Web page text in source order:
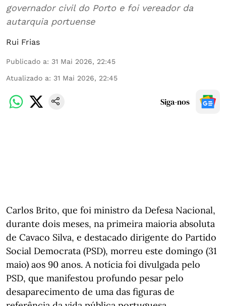
governador civil do Porto e foi vereador da
autarquia portuense
Rui Frias
Publicado a: 31 Mai 2026, 22:45
Atualizado a: 31 Mai 2026, 22:45
Siga-nos
Carlos Brito, que foi ministro da Defesa Nacional,
durante dois meses, na primeira maioria absoluta
de Cavaco Silva, e destacado dirigente do Partido
Social Democrata (PSD), morreu este domingo (31
maio) aos 90 anos. A notícia foi divulgada pelo
PSD, que manifestou profundo pesar pelo
desaparecimento de uma das figuras de